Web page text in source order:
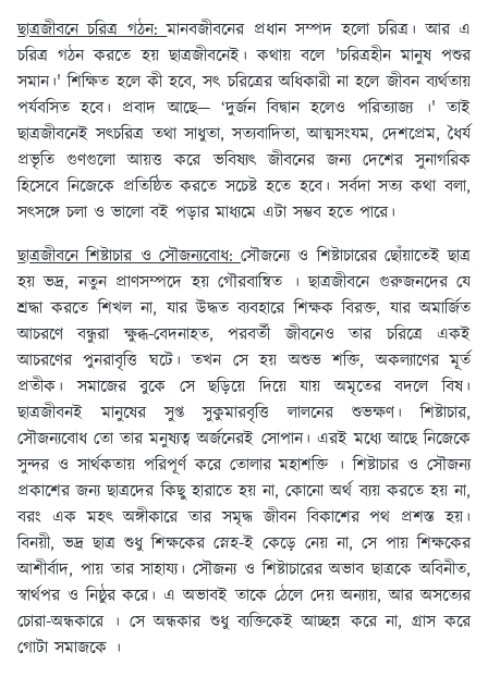
ছাত্রজীবনে চরিত্র গঠন:মানবজীবনের প্রধান সম্পদ হলো চরিত্র। আর এ
চরিত্র গঠন করতে হয় ছাত্রজীবনেই। কথায় বলে 'চরিত্রহীন মানুষ পশুর
সমান।' শিক্ষিত হলে কী হবে, সৎ চরিত্রের অধিকারী না হলে জীবন ব্যর্থতায়
পর্যবসিত হবে। প্রবাদ আছে— ‘দুর্জন বিদ্বান হলেও পরিত্যাজ্য ।' তাই
ছাত্রজীবনেই সৎচরিত্র তথা সাধুতা, সত্যবাদিতা, আত্মসংযম, দেশপ্ৰেম, ধৈর্য
প্রভৃতি গুণগুলো আয়ত্ত করে ভবিষ্যৎ জীবনের জন্য দেশের সুনাগরিক
হিসেবে নিজেকে প্রতিষ্ঠিত করতে সচেষ্ট হতে হবে। সর্বদা সত্য কথা বলা,
সৎসঙ্গে চলা ও ভালো বই পড়ার মাধ্যমে এটা সম্ভব হতে পারে।
ছাত্রজীবনে শিষ্টাচার ও সৌজন্যবোধ:সৌজন্যে ও শিষ্টাচারের ছোঁয়াতেই ছাত্র
হয় ভদ্র, নতুন প্রাণসম্পদে হয় গৌরবান্বিত । ছাত্রজীবনে গুরুজনদের যে
শ্রদ্ধা করতে শিখল না, যার উদ্ধত ব্যবহারে শিক্ষক বিরক্ত, যার অমার্জিত
আচরণে বন্ধুরা ক্ষুব্ধ-বেদনাহত, পরবর্তী জীবনেও তার চরিত্রে একই
আচরণের পুনরাবৃত্তি ঘটে। তখন সে হয় অশুভ শক্তি, অকল্যাণের মূর্ত
প্রতীক। সমাজের বুকে সে ছড়িয়ে দিয়ে যায় অমৃতের বদলে বিষ।
ছাত্রজীবনই মানুষের সুপ্ত সুকুমারবৃত্তি লালনের শুভক্ষণ। শিষ্টাচার,
সৌজন্যবোধ তো তার মনুষ্যত্ব অর্জনেরই সোপান। এরই মধ্যে আছে নিজেকে
সুন্দর ও সার্থকতায় পরিপূর্ণ করে তোলার মহাশক্তি । শিষ্টাচার ও সৌজন্য
প্রকাশের জন্য ছাত্রদের কিছু হারাতে হয় না, কোনো অর্থ ব্যয় করতে হয় না,
বরং এক মহৎ অঙ্গীকারে তার সমৃদ্ধ জীবন বিকাশের পথ প্রশস্ত হয়।
বিনয়ী, ভদ্র ছাত্র শুধু শিক্ষকের স্নেহ-ই কেড়ে নেয় না, সে পায় শিক্ষকের
আশীর্বাদ, পায় তার সাহায্য। সৌজন্য ও শিষ্টাচারের অভাব ছাত্রকে অবিনীত,
স্বার্থপর ও নিষ্ঠুর করে। এ অভাবই তাকে ঠেলে দেয় অন্যায়, আর অসত্যের
চোরা-অন্ধকারে । সে অন্ধকার শুধু ব্যক্তিকেই আচ্ছন্ন করে না, গ্রাস করে
গোটা সমাজকে ।